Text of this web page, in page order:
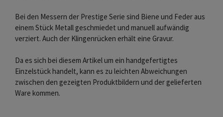
Bei den Messern der Prestige Serie sind Biene und Feder aus
einem Stück Metall geschmiedet und manuell aufwändig
verziert. Auch der Klingenrücken erhält eine Gravur.
Da es sich bei diesem Artikel um ein handgefertigtes
Einzelstück handelt, kann es zu leichten Abweichungen
zwischen den gezeigten Produktbildern und der gelieferten
Ware kommen.